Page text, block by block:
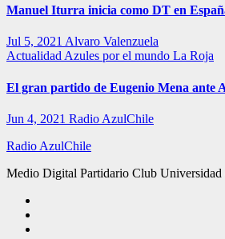
Manuel Iturra inicia como DT en
Jul 5, 2021 Alvaro Valenzuela
Actualidad Azules por el mundo La Roja
El gran partido de Eugenio Mena ante
Jun 4, 2021 Radio AzulChile
Radio AzulChile
Medio Digital Partidario Club Universidad